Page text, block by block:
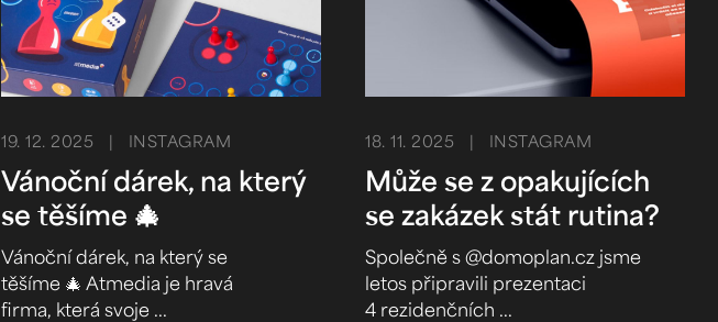
19. 12. 2025 | INSTAGRAM
Vánoční dárek, na který
se těšíme 🎄
Vánoční dárek, na který se
těšíme 🎄 Atmedia je hravá
firma, která svoje ...
18. 11. 2025 | INSTAGRAM
Může se z opakujících
se zakázek stát rutina?
Společně s @domoplan.cz jsme
letos připravili prezentaci
4 rezidenčních ...